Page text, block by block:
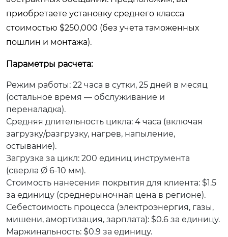
приобретаете установку среднего класса
стоимостью $250,000 (без учета таможенных
пошлин и монтажа).
Параметры расчета:
Режим работы: 22 часа в сутки, 25 дней в месяц
(остальное время — обслуживание и
переналадка).
Средняя длительность цикла: 4 часа (включая
загрузку/разгрузку, нагрев, напыление,
остывание).
Загрузка за цикл: 200 единиц инструмента
(сверла Ø 6-10 мм).
Стоимость нанесения покрытия для клиента: $1.5
за единицу (среднерыночная цена в регионе).
Себестоимость процесса (электроэнергия, газы,
мишени, амортизация, зарплата): $0.6 за единицу.
Маржинальность: $0.9 за единицу.